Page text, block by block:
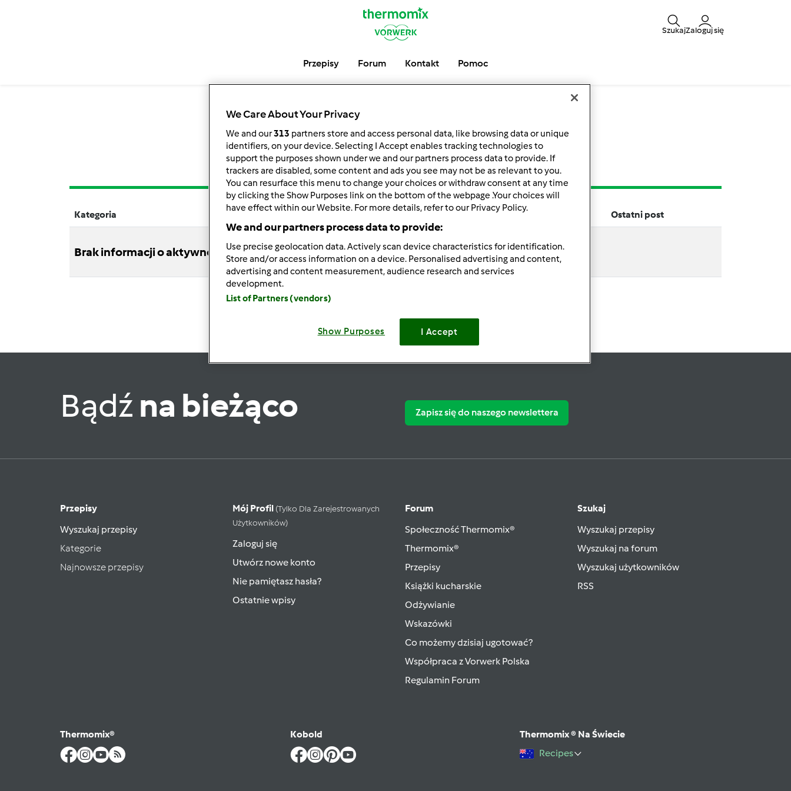
SzukajZaloguj się
Przepisy Forum Kontakt Pomoc
Ostatnie Posty
Kategoria Tytuł Autor Odpowiedzi Ostatni post
Brak informacji o aktywnościach
Bądź na bieżąco Zapisz się do naszego newslettera
Przepisy
Wyszukaj przepisy
Kategorie
Najnowsze przepisy
Mój Profil (tylko Dla Zarejestrowanych
Użytkowników)
Zaloguj się
Utwórz nowe konto
Nie pamiętasz hasła?
Ostatnie wpisy
Forum
Społeczność Thermomix®
Thermomix®
Przepisy
Książki kucharskie
Odżywianie
Wskazówki
Co możemy dzisiaj ugotować?
Współpraca z Vorwerk Polska
Regulamin Forum
Szukaj
Wyszukaj przepisy
Wyszukaj na forum
Wyszukaj użytkowników
RSS
Thermomix® Kobold
Thermomix ® Na Świecie
Recipes
We Care About Your Privacy
We and our313 partners store and access personal data, like browsing data or unique
identifiers, on your device. Selecting I Accept enables tracking technologies to
support the purposes shown under we and our partners process data to provide. If
trackers are disabled, some content and ads you see may not be as relevant to you.
You can resurface this menu to change your choices or withdraw consent at any time
by clicking the Show Purposes link on the bottom of the webpage .Your choices will
have effect within our Website. For more details, refer to our Privacy Policy.
We and our partners process data to provide:
Use precise geolocation data. Actively scan device characteristics for identification.
Store and/or access information on a device. Personalised advertising and content,
advertising and content measurement, audience research and services
development.
List of Partners (vendors)
Show Purposes I Accept